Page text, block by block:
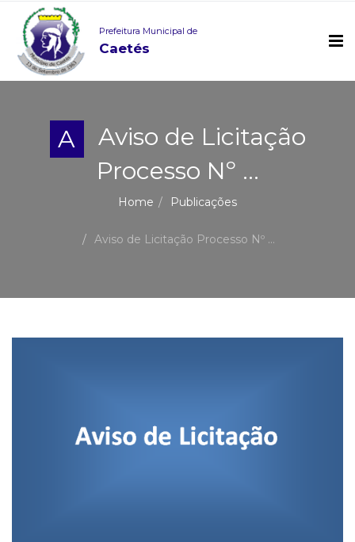
Prefeitura Municipal de
Caetés
A
Aviso de Licitação
Processo Nº ...
Home Publicações
Aviso de Licitação Processo Nº ...